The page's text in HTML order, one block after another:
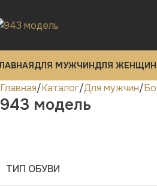
ДЛЯ МУЖЧИНДЛЯ ЖЕНЩИН
Главная Каталог Для мужчин
943 модель
ТИП ОБУВИ